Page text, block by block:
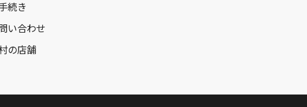
続き
い合わせ
の店舗